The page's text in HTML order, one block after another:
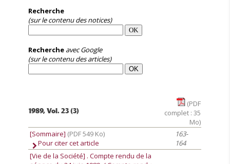
Recherche
(sur le contenu des notices)
Recherche avec Google
(sur le contenu des articles)
1989, Vol. 23 (3)
(PDF
complet : 35
Mo)
[Sommaire] (PDF 549 Ko)
Pour citer cet article
163-
164
[Vie de la Société] . Compte rendu de la